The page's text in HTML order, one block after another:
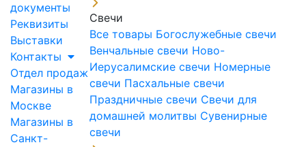
документы
Реквизиты
Выставки
Контакты
Отдел продаж
Магазины в
Москве
Магазины в
Санкт-
Свечи
Все товары Богослужебные свечи
Венчальные свечи Ново-
Иерусалимские свечи Номерные
свечи Пасхальные свечи
Праздничные свечи Свечи для
домашней молитвы Сувенирные
свечи